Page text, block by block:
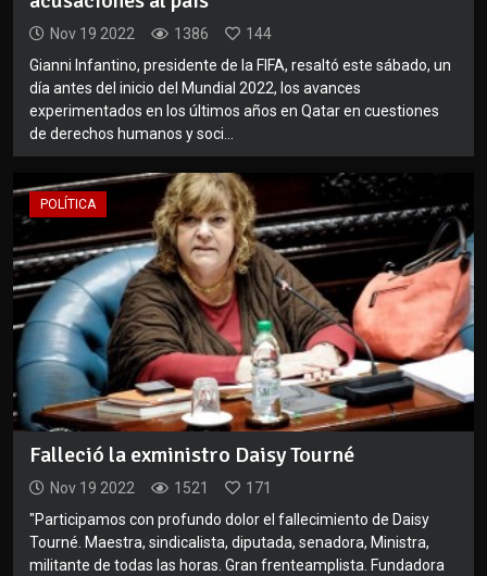
Nov 19 2022 1386
144
Gianni Infantino, presidente de la FIFA, resaltó este sábado, un
día antes del inicio del Mundial 2022, los avances
experimentados en los últimos años en Qatar en cuestiones
de derechos humanos y soci...
POLÍTICA
Falleció la exministro Daisy Tourné
Nov 19 2022 1521
171
"Participamos con profundo dolor el fallecimiento de Daisy
Tourné. Maestra, sindicalista, diputada, senadora, Ministra,
militante de todas las horas. Gran frenteamplista. Fundadora